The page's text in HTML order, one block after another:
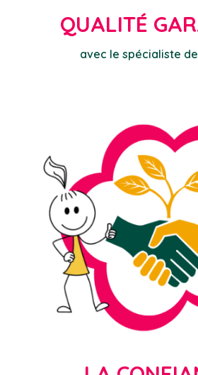
QUALITÉ
avec le spécialiste